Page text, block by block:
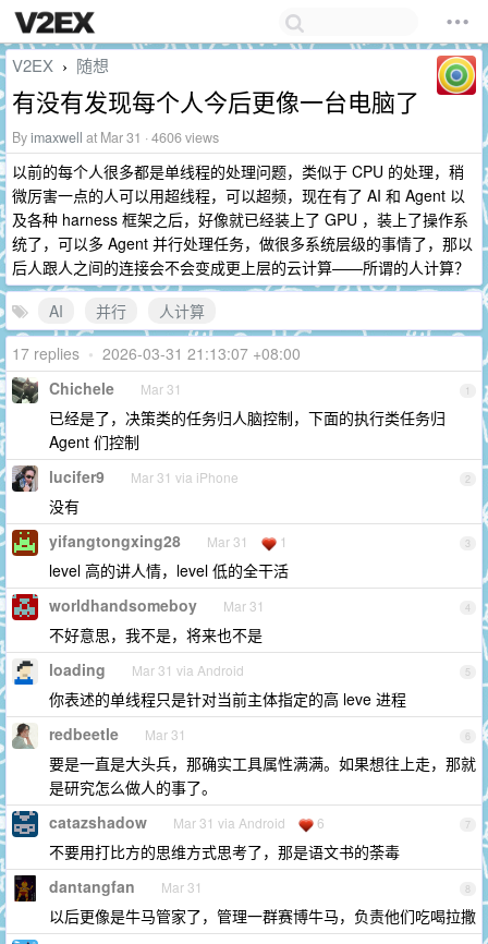
V2EX › 随想
有没有发现每个人今后更像一台电脑了
Byimaxwell at Mar 31 · 4606 views
以前的每个人很多都是单线程的处理问题，类似于 CPU 的处理，稍
微厉害一点的人可以用超线程，可以超频，现在有了 AI 和 Agent 以
及各种 harness 框架之后，好像就已经装上了 GPU ，装上了操作系
统了，可以多 Agent 并行处理任务，做很多系统层级的事情了，那以
后人跟人之间的连接会不会变成更上层的云计算——所谓的人计算？
AI
并行
人计算
17 replies • 2026-03-31 21:13:07 +08:00
1
Chichele Mar 31
已经是了，决策类的任务归人脑控制，下面的执行类任务归
Agent 们控制
2
lucifer9 Mar 31 via iPhone
没有
3
yifangtongxing28 Mar 31 1
level 高的讲人情，level 低的全干活
4
worldhandsomeboy Mar 31
不好意思，我不是，将来也不是
5
loading Mar 31 via Android
你表述的单线程只是针对当前主体指定的高 leve 进程
6
redbeetle Mar 31
要是一直是大头兵，那确实工具属性满满。如果想往上走，那就
是研究怎么做人的事了。
7
catazshadow Mar 31 via Android 6
不要用打比方的思维方式思考了，那是语文书的荼毒
8
dantangfan Mar 31
以后更像是牛马管家了，管理一群赛博牛马，负责他们吃喝拉撒